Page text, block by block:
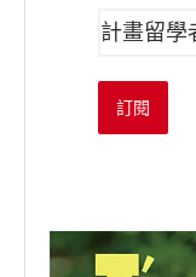
訂閱